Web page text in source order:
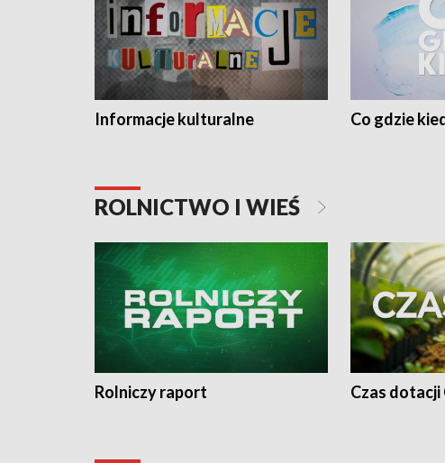
Informacje kulturalne Co gdzie
ROLNICTWO I WIEŚ
Rolniczy raport Czas dotacji